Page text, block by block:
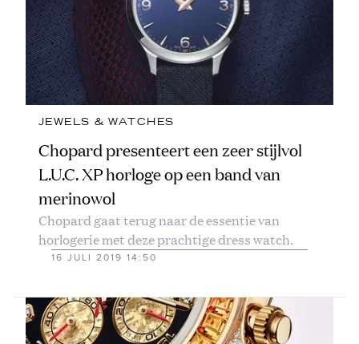
JEWELS & WATCHES
Chopard presenteert een zeer stijlvol
L.U.C. XP horloge op een band van
merinowol
Chopard gaat terug naar de essentie van
horlogerie met deze prachtige dress watch.
16 JULI 2019 14:50